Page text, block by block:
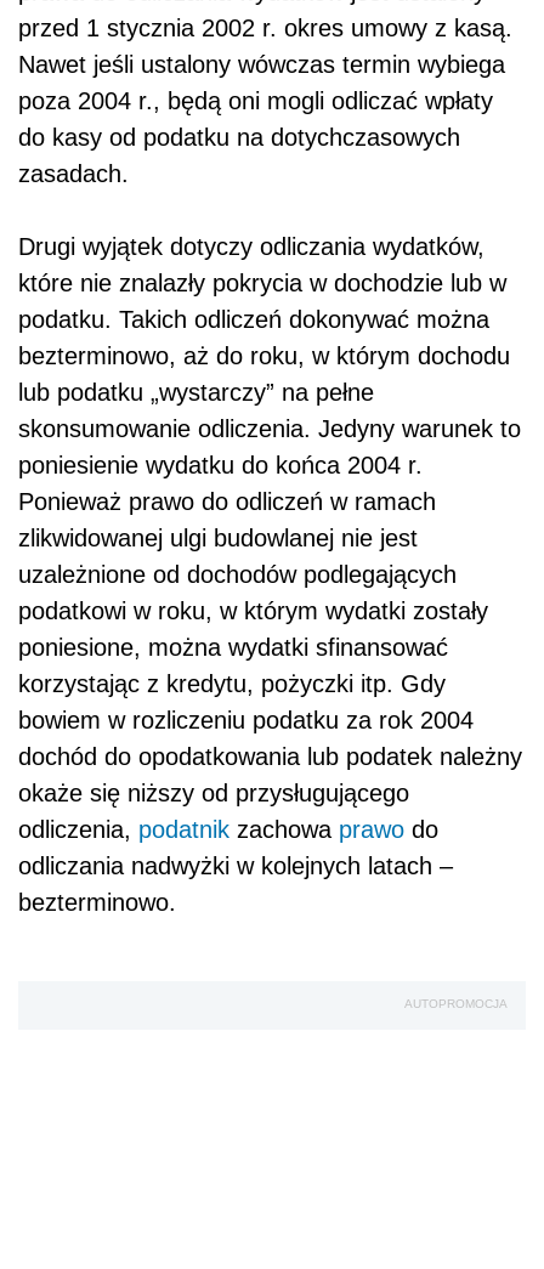
przed 1 stycznia 2002 r. okres umowy z kasą.
Nawet jeśli ustalony wówczas termin wybiega
poza 2004 r., będą oni mogli odliczać wpłaty
do kasy od podatku na dotychczasowych
zasadach.
Drugi wyjątek dotyczy odliczania wydatków,
które nie znalazły pokrycia w dochodzie lub w
podatku. Takich odliczeń dokonywać można
bezterminowo, aż do roku, w którym dochodu
lub podatku „wystarczy” na pełne
skonsumowanie odliczenia. Jedyny warunek to
poniesienie wydatku do końca 2004 r.
Ponieważ prawo do odliczeń w ramach
zlikwidowanej ulgi budowlanej nie jest
uzależnione od dochodów podlegających
podatkowi w roku, w którym wydatki zostały
poniesione, można wydatki sfinansować
korzystając z kredytu, pożyczki itp. Gdy
bowiem w rozliczeniu podatku za rok 2004
dochód do opodatkowania lub podatek należny
okaże się niższy od przysługującego
odliczenia, podatnik zachowa prawo do
odliczania nadwyżki w kolejnych latach –
bezterminowo.
AUTOPROMOCJA